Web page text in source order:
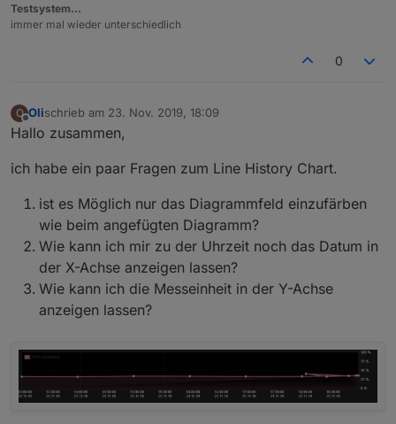
Testsystem…
immer mal wieder unterschiedlich
0
O
Offline
Olischrieb am 23. Nov. 2019, 18:09
zuletzt editiert von
Hallo zusammen,
ich habe ein paar Fragen zum Line History Chart.
ist es Möglich nur das Diagrammfeld einzufärben
wie beim angefügten Diagramm?
Wie kann ich mir zu der Uhrzeit noch das Datum in
der X-Achse anzeigen lassen?
Wie kann ich die Messeinheit in der Y-Achse
anzeigen lassen?